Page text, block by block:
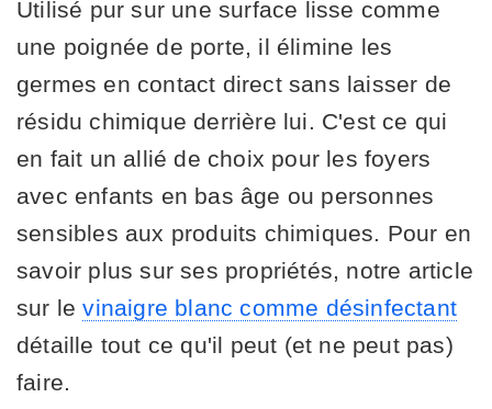
Utilisé pur sur une surface lisse comme
une poignée de porte, il élimine les
germes en contact direct sans laisser de
résidu chimique derrière lui. C'est ce qui
en fait un allié de choix pour les foyers
avec enfants en bas âge ou personnes
sensibles aux produits chimiques. Pour en
savoir plus sur ses propriétés, notre article
sur levinaigre blanc comme désinfectant
détaille tout ce qu'il peut (et ne peut pas)
faire.